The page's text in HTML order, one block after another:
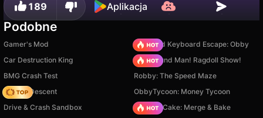
189 Aplikacja
Podobne
Gamer's Mod
+1 Speed Keyboard Escape: Obby
Car Destruction King
Playground Man! Ragdoll Show!
BMG Crash Test
Robby: The Speed Maze
Deadly Descent
ObbyTycoon: Money Tycoon
Drive & Crash Sandbox
Piece of Cake: Merge & Bake